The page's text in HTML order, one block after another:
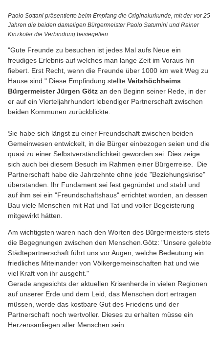
Paolo Sottani präsentierte beim Empfang die Originalurkunde, mit der vor 25
Jahren die beiden damaligen Bürgermeister Paolo Saturnini und Rainer
Kinzkofer die Verbindung besiegelten.
"Gute Freunde zu besuchen ist jedes Mal aufs Neue ein
freudiges Erlebnis auf welches man lange Zeit im Voraus hin
fiebert. Erst Recht, wenn die Freunde über 1000 km weit Weg zu
Hause sind." Diese Empfindung stellte Veitshöchheims
Bürgermeister Jürgen Götz an den Beginn seiner Rede, in der
er auf ein Vierteljahrhundert lebendiger Partnerschaft zwischen
beiden Kommunen zurückblickte.
Sie habe sich längst zu einer Freundschaft zwischen beiden
Gemeinwesen entwickelt, in die Bürger einbezogen seien und die
quasi zu einer Selbstverständlichkeit geworden sei. Dies zeige
sich auch bei diesem Besuch im Rahmen einer Bürgerreise. Die
Partnerschaft habe die Jahrzehnte ohne jede "Beziehungskrise"
überstanden. Ihr Fundament sei fest gegründet und stabil und
auf ihm sei ein "Freundschaftshaus" errichtet worden, an dessen
Bau viele Menschen mit Rat und Tat und voller Begeisterung
mitgewirkt hätten.
Am wichtigsten waren nach den Worten des Bürgermeisters stets
die Begegnungen zwischen den Menschen.Götz: "Unsere gelebte
Städtepartnerschaft führt uns vor Augen, welche Bedeutung ein
friedliches Miteinander von Völkergemeinschaften hat und wie
viel Kraft von ihr ausgeht."
Gerade angesichts der aktuellen Krisenherde in vielen Regionen
auf unserer Erde und dem Leid, das Menschen dort ertragen
müssen, werde das kostbare Gut des Friedens und der
Partnerschaft noch wertvoller. Dieses zu erhalten müsse ein
Herzensanliegen aller Menschen sein.